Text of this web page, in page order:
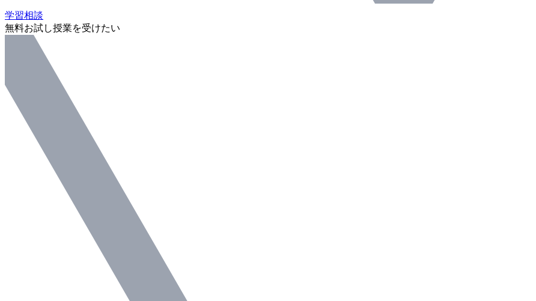
学習相談
無料お試し授業を受けたい